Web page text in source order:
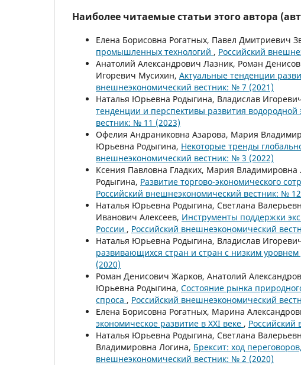
Наиболее читаемые статьи этого автора
Елена Борисовна Рогатных, Павел Дмитриевич
промышленных технологий , Российский
Анатолий Александрович Лазник, Роман
Игоревич Мусихин, Актуальные тенденции
внешнеэкономический вестник: № 7 (2021)
Наталья Юрьевна Родыгина, Владислав
тенденции и перспективы развития водородной
вестник: № 11 (2023)
Офелия Андраниковна Азарова, Мария
Юрьевна Родыгина, Некоторые тренды
внешнеэкономический вестник: № 3 (2022)
Ксения Павловна Гладких, Мария
Родыгина, Развитие торгово-экономического
Российский внешнеэкономический вестник: №
Наталья Юрьевна Родыгина, Светлана
Иванович Алексеев, Инструменты поддержки
России , Российский внешнеэкономический
Наталья Юрьевна Родыгина, Владислав
развивающихся стран и стран с низким уровнем
(2020)
Роман Денисович Жарков, Анатолий
Юрьевна Родыгина, Состояние рынка
спроса , Российский внешнеэкономический
Елена Борисовна Рогатных, Марина
экономическое развитие в ХХI веке , Российский
Наталья Юрьевна Родыгина, Светлана
Владимировна Логина, Брексит: ход
внешнеэкономический вестник: № 2 (2020)